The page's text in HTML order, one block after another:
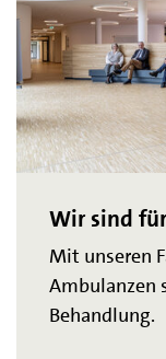
Wir sind
Mit unseren
Ambulanzen
Behandlung.